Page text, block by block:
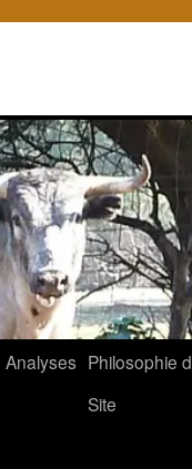
Analyses Philosophie
Site